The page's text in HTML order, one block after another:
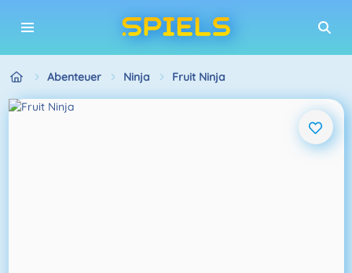
Abenteuer Ninja Fruit Ninja